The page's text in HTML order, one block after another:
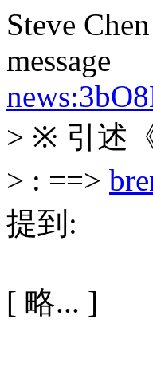
Steve
message
> ※ 引述
> : ==>
提到:
[ 略... ]